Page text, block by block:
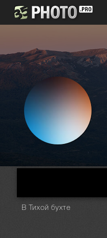
В Тихой бухте